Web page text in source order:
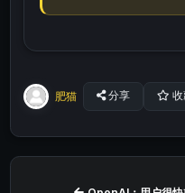
肥猫 分享